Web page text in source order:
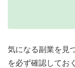
気になる副業を見
を必ず確認してお